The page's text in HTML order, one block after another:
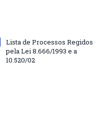
Lista de Processos Regidos
pela Lei 8.666/1993 e a
10.520/02